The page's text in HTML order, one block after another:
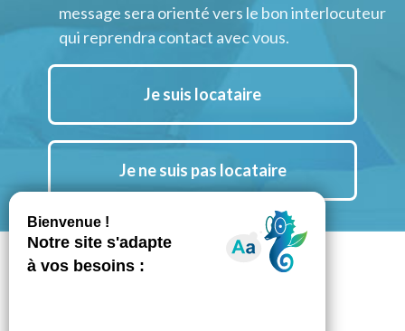
message sera orienté vers le bon interlocuteur
qui reprendra contact avec vous.
Je suis locataire
Je ne suis pas locataire